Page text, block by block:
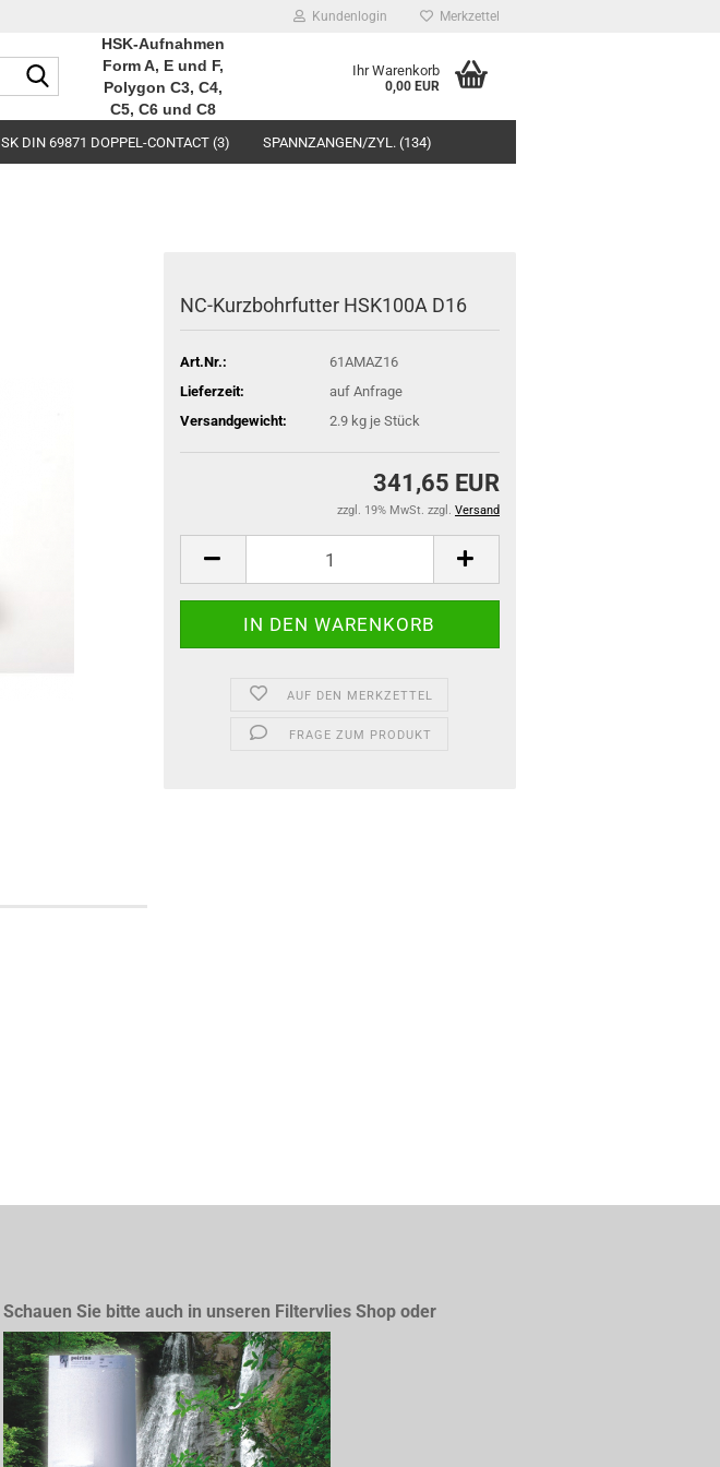
Kundenlogin Merkzettel
Suche...
HSK-Aufnahmen
Form A, E und F,
Polygon C3, C4,
C5, C6 und C8
Ihr Warenkorb
0,00 EUR
SK DIN 69871 DOPPEL-CONTACT (3) SPANNZANGEN/ZYL. (134)
NC-Kurzbohrfutter HSK100A D16
Art.Nr.:
61AMAZ16
Lieferzeit:
auf Anfrage
Versandgewicht:
2.9kg je Stück
341,65 EUR
zzgl. 19% MwSt. zzgl. Versand
AUF DEN MERKZETTEL
FRAGE ZUM PRODUKT
Schauen Sie bitte auch in unseren Filtervlies Shop oder